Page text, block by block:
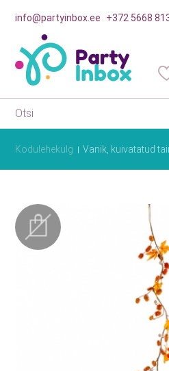
info@partyinbox.ee +372 5668
Kodulehekülg Vanik, kuivatatud